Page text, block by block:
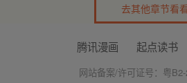
去其他章节看
腾讯漫画 起点读书
网站备案/许可证号：粤